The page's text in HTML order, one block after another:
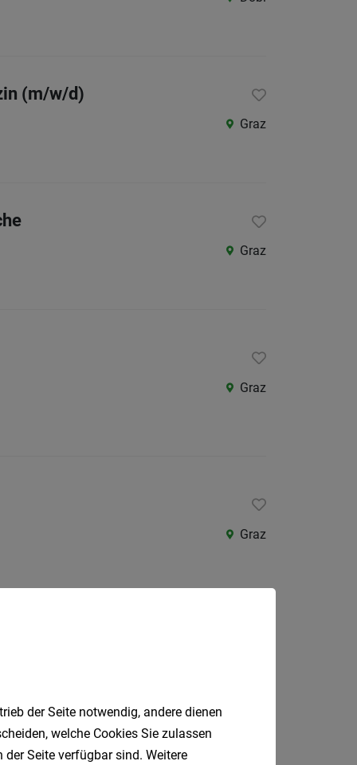
(m/w/d)
Graz
Graz
Graz
Graz
der Seite notwendig, andere dienen
welche Cookies Sie zulassen
Seite verfügbar sind. Weitere